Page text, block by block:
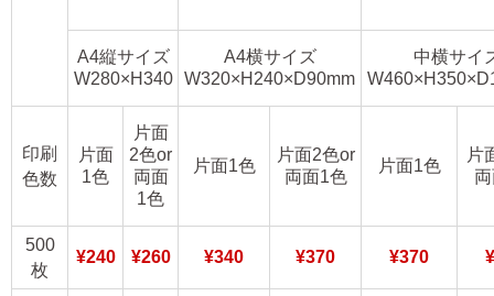
A4縦サイズ
W280×H340
A4横サイズ
W320×H240×D90mm
中横サイ
印刷
色数
片面
1色
片面
2色or
両面
1色
片面1色
片面2色or
両面1色
片面1色
片
500
枚
¥240 ¥260 ¥340 ¥370 ¥370